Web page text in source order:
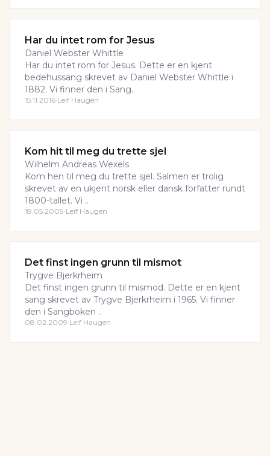
Har du intet rom for Jesus
Daniel Webster Whittle
Har du intet rom for Jesus. Dette er en kjent
bedehussang skrevet av Daniel Webster Whittle i
1882. Vi finner den i Sang..
15.11.2016·Leif Haugen
Kom hit til meg du trette sjel
Wilhelm Andreas Wexels
Kom hen til meg du trette sjel. Salmen er trolig
skrevet av en ukjent norsk eller dansk forfatter rundt
1800-tallet. Vi ..
18.05.2009·Leif Haugen
Det finst ingen grunn til mismot
Trygve Bjerkrheim
Det finst ingen grunn til mismod. Dette er en kjent
sang skrevet av Trygve Bjerkrheim i 1965. Vi finner
den i Sangboken ..
08.02.2009·Leif Haugen